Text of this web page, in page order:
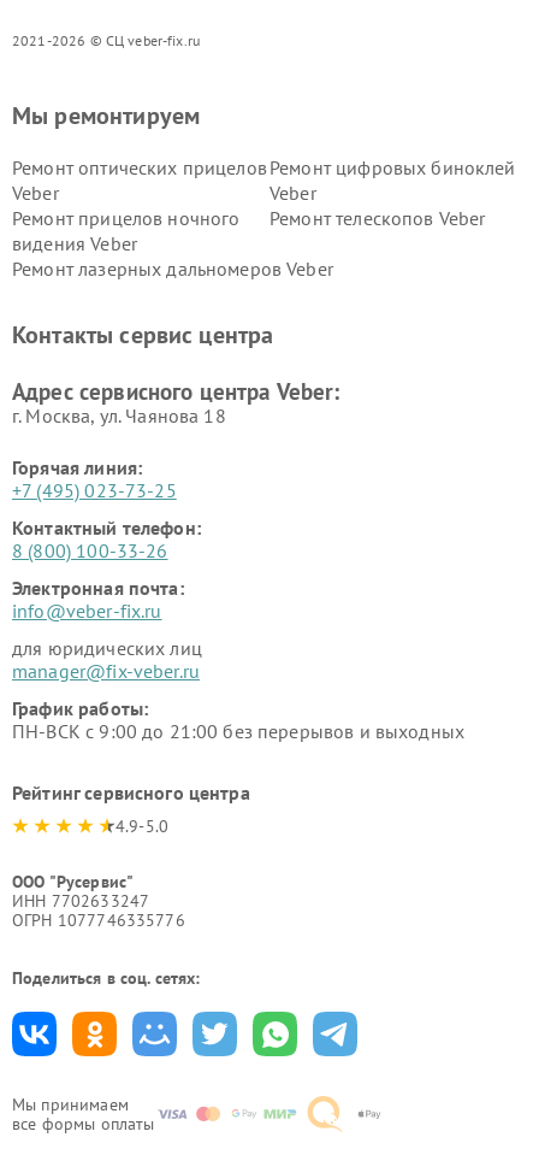
2021-2026 © СЦ veber-fix.ru
Мы принимаем
все формы оплаты
Мы ремонтируем
Ремонт оптических прицелов
Veber
Ремонт цифровых биноклей
Veber
Ремонт прицелов ночного
видения Veber
Ремонт телескопов Veber
Ремонт лазерных дальномеров Veber
Контакты сервис центра
Адрес сервисного центра Veber:
г. Москва, ул. Чаянова 18
Горячая линия:
+7 (495) 023-73-25
Контактный телефон:
8 (800) 100-33-26
Электронная почта:
info@veber-fix.ru
для юридических лиц
manager@fix-veber.ru
График работы:
ПН-ВСК с 9:00 до 21:00 без перерывов и выходных
Рейтинг сервисного центра
4.9-5.0
ООО "Русервис"
ИНН 7702633247
ОГРН 1077746335776
Поделиться в соц. сетях: